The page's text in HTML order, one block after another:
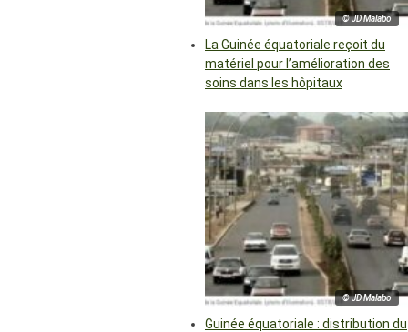
© JD Malabo
La Guinée équatoriale reçoit du
matériel pour l’amélioration des
soins dans les hôpitaux
© JD Malabo
Guinée équatoriale : distribution du